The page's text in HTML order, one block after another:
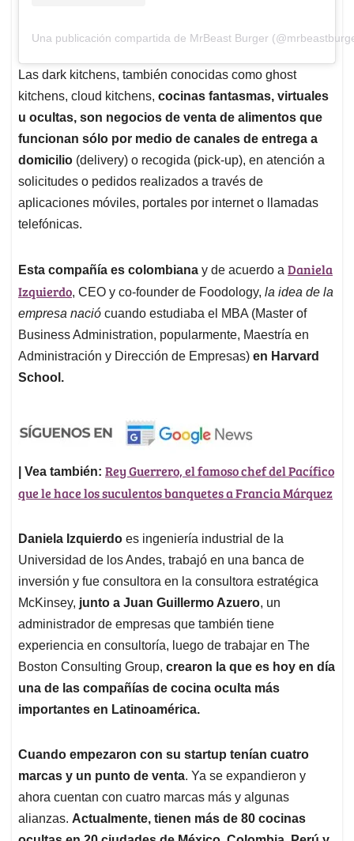
Una publicación compartida de MrBeast Burger
Las dark kitchens, también conocidas como ghost
kitchens, cloud kitchens, cocinas fantasmas, virtuales
u ocultas, son negocios de venta de alimentos que
funcionan sólo por medio de canales de entrega a
domicilio (delivery) o recogida (pick-up), en atención a
solicitudes o pedidos realizados a través de
aplicaciones móviles, portales por internet o llamadas
telefónicas.
Esta compañía es colombiana y de acuerdo a Daniela
Izquierdo, CEO y co-founder de Foodology, la idea de la
empresa nació cuando estudiaba el MBA (Master of
Business Administration, popularmente, Maestría en
Administración y Dirección de Empresas) en Harvard
School.
| Vea también: Rey Guerrero, el famoso chef del Pacífico
que le hace los suculentos banquetes a Francia Márquez
Daniela Izquierdo es ingeniería industrial de la
Universidad de los Andes, trabajó en una banca de
inversión y fue consultora en la consultora estratégica
McKinsey, junto a Juan Guillermo Azuero, un
administrador de empresas que también tiene
experiencia en consultoría, luego de trabajar en The
Boston Consulting Group, crearon la que es hoy en día
una de las compañías de cocina oculta más
importantes en Latinoamérica.
Cuando empezaron con su startup tenían cuatro
marcas y un punto de venta. Ya se expandieron y
ahora cuentan con cuatro marcas más y algunas
alianzas. Actualmente, tienen más de 80 cocinas